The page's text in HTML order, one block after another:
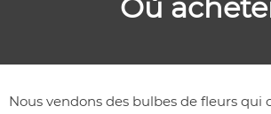
Où
Nous vendons des bulbes de fleurs qui